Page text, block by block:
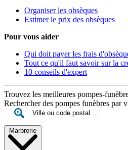
Organiser les obsèques
Estimer le prix des obsèques
Pour vous aider
Qui doit payer les frais
Tout ce qu'il faut savoir sur la
10 conseils d'expert
Trouvez les meilleures pompes-
Rechercher des pompes funèbres par
Marbrerie